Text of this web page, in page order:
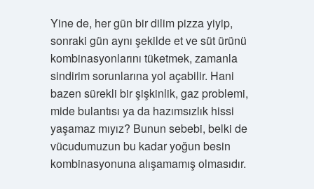
Yine de, her gün bir dilim pizza yiyip,
sonraki gün aynı şekilde et ve süt ürünü
kombinasyonlarını tüketmek, zamanla
sindirim sorunlarına yol açabilir. Hani
bazen sürekli bir şişkinlik, gaz problemi,
mide bulantısı ya da hazımsızlık hissi
yaşamaz mıyız? Bunun sebebi, belki de
vücudumuzun bu kadar yoğun besin
kombinasyonuna alışamamış olmasıdır.